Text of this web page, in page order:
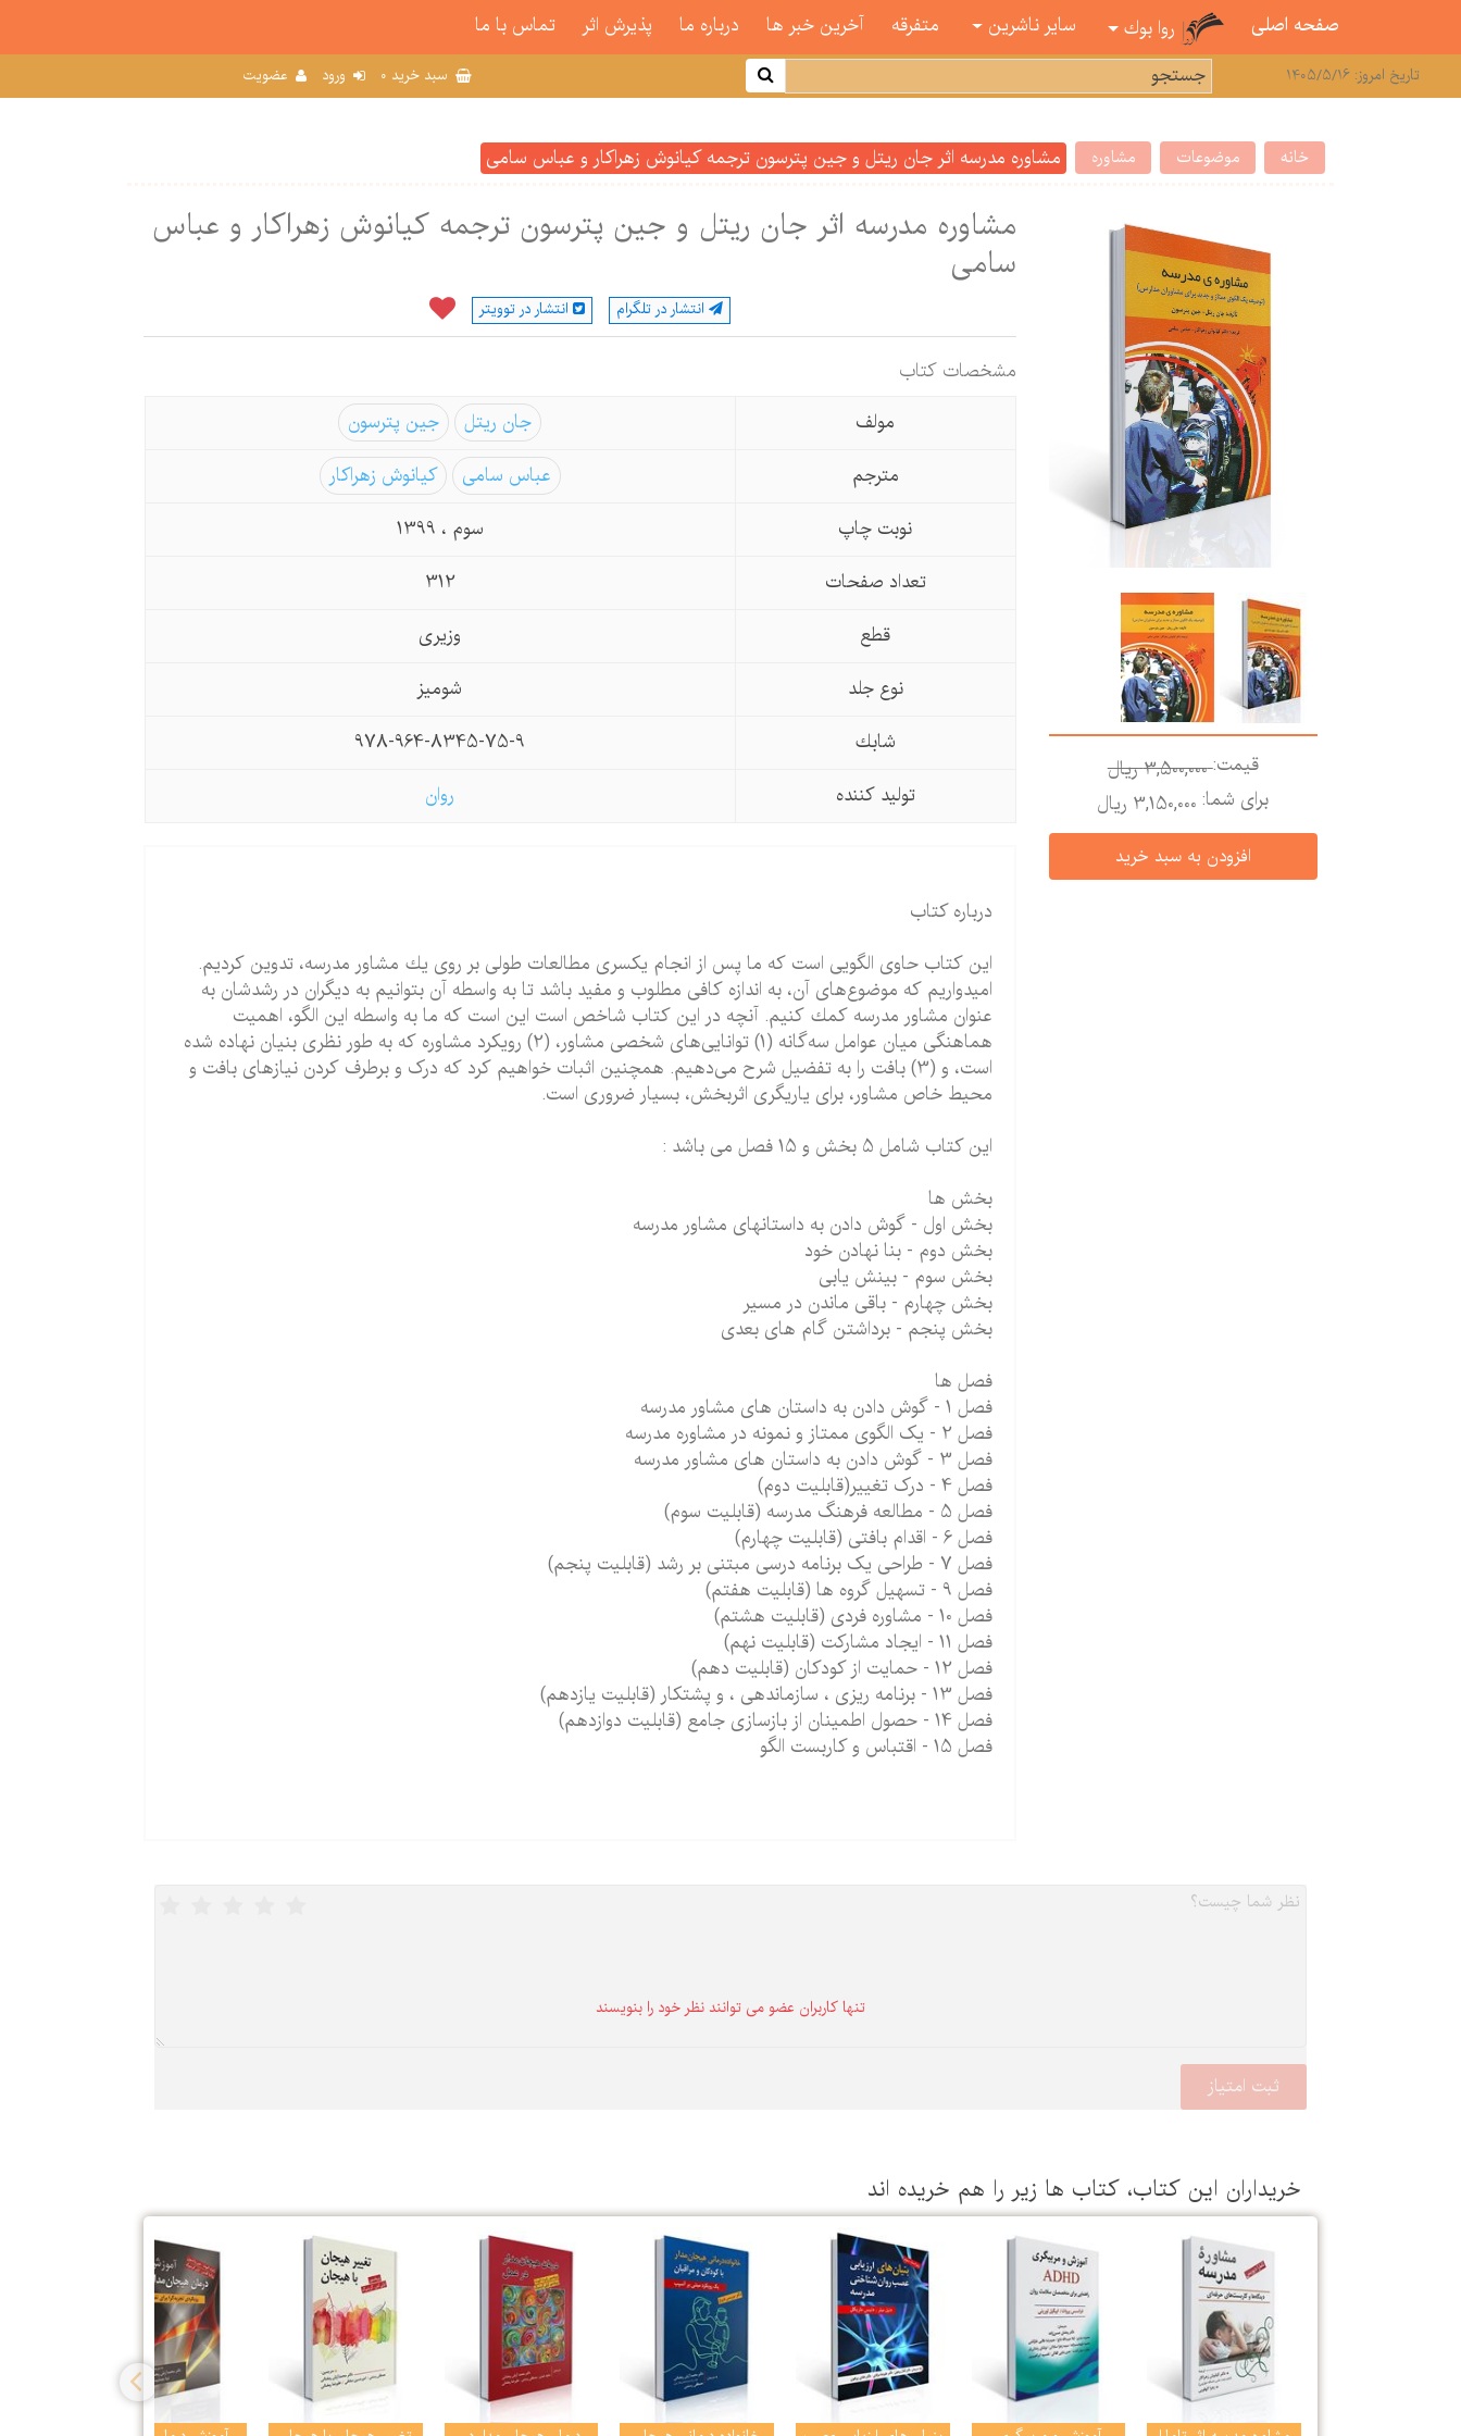
صفحه اصلی روا بوك سایر ناشرین متفرقه آخرین خبر ها درباره ما پذیرش اثر تماس با ما
تاریخ امروز: 1405/5/16 سبد خرید 0 ورود عضویت
خانه موضوعات مشاوره مشاوره مدرسه اثر جان ریتل و جین پترسون ترجمه کیانوش زهراکار و عباس سامی
قیمت:3,500,000 ريال
برای شما: 3,150,000 ريال
مشاوره مدرسه اثر جان ریتل و جین پترسون ترجمه کیانوش زهراکار و عباس
سامی
انتشار در تلگرام انتشار در توویتر
مشخصات كتاب
مولف
جان ریتل
جین پترسون
مترجم
عباس سامی
کیانوش زهراکار
نوبت چاپ
سوم ، 1399
تعداد صفحات
312
قطع
وزیری
نوع جلد
شومیز
شابك
978-964-8345-75-9
تولید كننده
روان
درباره کتاب
این كتاب حاوی الگویی است كه ما پس از انجام یکسری مطالعات طولی بر روی یك مشاور مدرسه، تدوین كردیم.
امیدواریم كه موضوع‌های آن، به اندازه كافی مطلوب و مفید باشد تا به واسطه آن بتوانیم به دیگران در رشدشان به
عنوان مشاور مدرسه كمك كنیم. آنچه در این كتاب شاخص است این است كه ما به واسطه این الگو، اهمیت
هماهنگی میان عوامل سه‌گانه (1) توانایی‌های شخصی مشاور، (2) رویكرد مشاوره كه به طور نظری بنیان نهاده شده
است، و (3) بافت را به تفضیل شرح می‌دهیم. همچنین اثبات خواهیم كرد كه درک و برطرف كردن نیازهای بافت و
محیط خاص مشاور، برای یاریگری اثربخش، بسیار ضروری است.
این کتاب شامل 5 بخش و 15 فصل می باشد :
بخش ها
بخش اول - گوش دادن به داستانهای مشاور مدرسه
بخش دوم - بنا نهادن خود
بخش سوم - بینش یابی
بخش چهارم - باقی ماندن در مسیر
بخش پنجم - برداشتن گام های بعدی
فصل ها
فصل 1 - گوش دادن به داستان های مشاور مدرسه
فصل 2 - یک الگوی ممتاز و نمونه در مشاوره مدرسه
فصل 3 - گوش دادن به داستان های مشاور مدرسه
فصل 4 - درک تغییر(قابلیت دوم)
فصل 5 - مطالعه فرهنگ مدرسه (قابلیت سوم)
فصل 6 - اقدام بافتی (قابلیت چهارم)
فصل 7 - طراحی یک برنامه درسی مبتنی بر رشد (قابلیت پنجم)
فصل 9 - تسهیل گروه ها (قابلیت هفتم)
فصل 10 - مشاوره فردی (قابلیت هشتم)
فصل 11 - ایجاد مشارکت (قابلیت نهم)
فصل 12 - حمایت از کودکان (قابلیت دهم)
فصل 13 - برنامه ریزی ، سازماندهی ، و پشتکار (قابلیت یازدهم)
فصل 14 - حصول اطمینان از بازسازی جامع (قابلیت دوازدهم)
فصل 15 - اقتباس و کاربست الگو
تنها كاربران عضو می توانند نظر خود را بنویسند
خریداران این كتاب، كتاب ها زیر را هم خریده اند